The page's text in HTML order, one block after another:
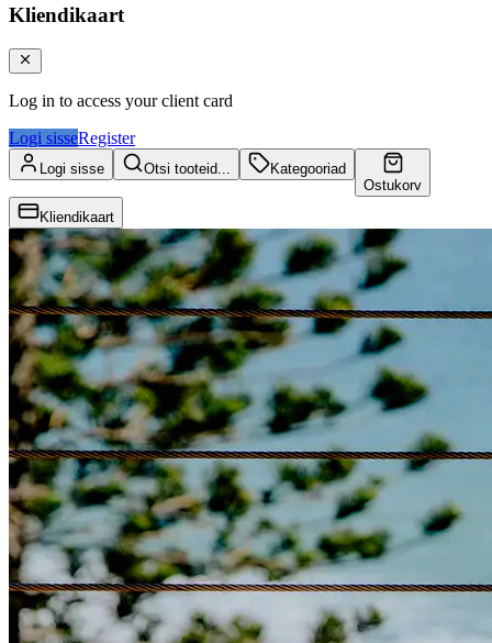
Kliendikaart
Log in to access your client card
Logi sisseRegister
Logi sisse Otsi tooteid...
Kategooriad
Ostukorv
Kliendikaart